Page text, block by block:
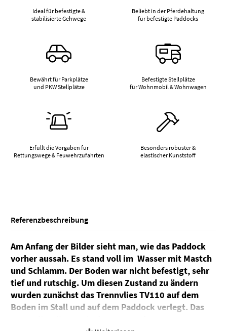
Ideal für befestigte &
stabilisierte Gehwege
Beliebt in der Pferdehaltung
für befestigte Paddocks
Bewährt für Parkplätze
und PKW Stellplätze
Befestigte Stellplätze
für Wohnmobil & Wohnwagen
Erfüllt die Vorgaben für
Rettungswege & Feuwehrzufahrten
Besonders robuster &
elastischer Kunststoff
Referenzbeschreibung
Am Anfang der Bilder sieht man, wie das Paddock
vorher aussah. Es stand voll im Wasser mit Mastch
und Schlamm. Der Boden war nicht befestigt, sehr
tief und rutschig. Um diesen Zustand zu ändern
wurden zunächst das Trennvlies TV110 auf dem
Boden im Stall und auf dem Paddock verlegt. Das